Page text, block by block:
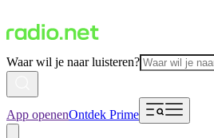
Waar wil je naar luisteren?
App openenOntdek Prime